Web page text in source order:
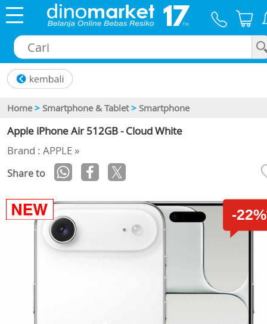
Home > Smartphone & Tablet > Smartphone
Apple iPhone Air 512GB - Cloud White
Brand : APPLE »
Share to
-